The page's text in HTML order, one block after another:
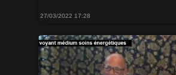
27/03/2022 17:28